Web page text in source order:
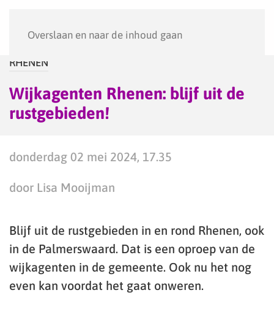
Overslaan en naar de inhoud gaan
RHENEN
Wijkagenten Rhenen: blijf uit de
rustgebieden!
donderdag 02 mei 2024, 17.35
door Lisa Mooijman
Blijf uit de rustgebieden in en rond Rhenen, ook
in de Palmerswaard. Dat is een oproep van de
wijkagenten in de gemeente. Ook nu het nog
even kan voordat het gaat onweren.